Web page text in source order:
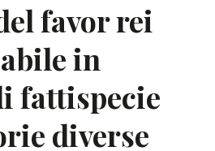
favor rei
in
fattispecie
diverse